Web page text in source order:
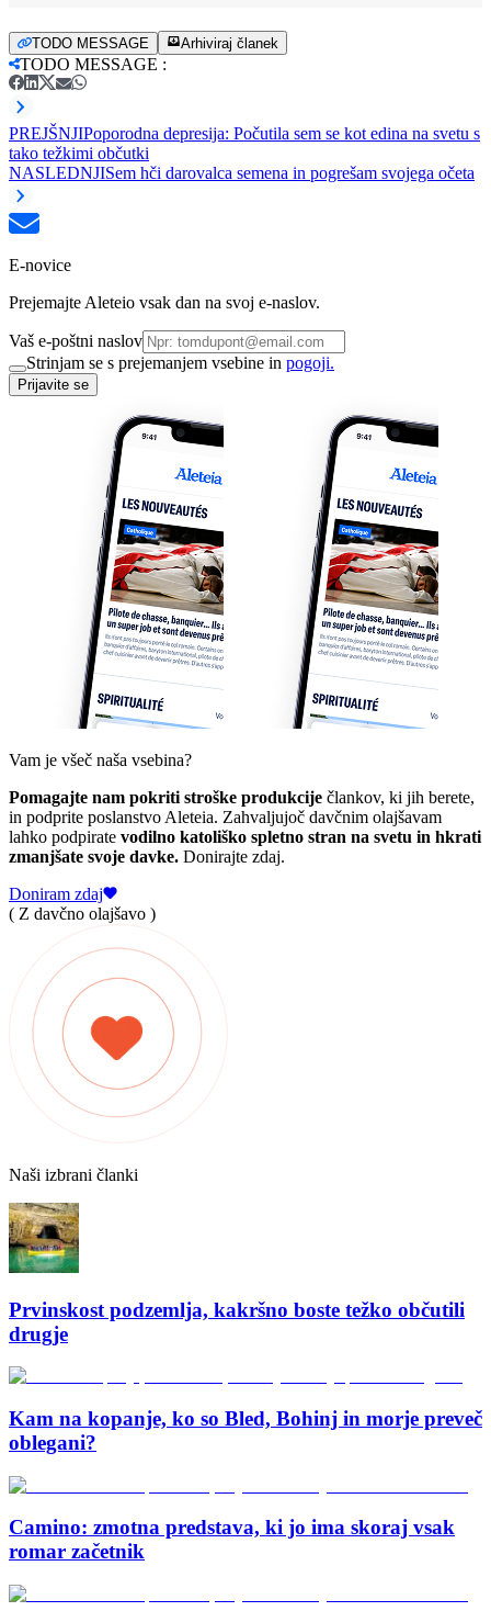
TODO MESSAGE Arhiviraj članek
TODO MESSAGE :
PREJŠNJIPoporodna depresija: Počutila sem se kot edina na svetu s
tako težkimi občutki
NASLEDNJISem hči darovalca semena in pogrešam svojega očeta
E-novice
Prejemajte Aleteio vsak dan na svoj e-naslov.
Vaš e-poštni naslov
Strinjam se s prejemanjem vsebine in pogoji.
Prijavite se
Vam je všeč naša vsebina?
Pomagajte nam pokriti stroške produkcije člankov, ki jih berete,
in podprite poslanstvo Aleteia. Zahvaljujoč davčnim olajšavam
lahko podpirate vodilno katoliško spletno stran na svetu in hkrati
zmanjšate svoje davke. Donirajte zdaj.
Doniram zdaj
( Z davčno olajšavo )
Naši izbrani članki
Prvinskost podzemlja, kakršno boste težko občutili
drugje
Kam na kopanje, ko so Bled, Bohinj in morje preveč
oblegani?
Camino: zmotna predstava, ki jo ima skoraj vsak
romar začetnik